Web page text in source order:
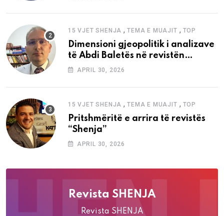
15 VJET SHENJA ,TEMA E MUAJIT , TOP
Dimensioni gjeopolitik i analizave
të Abdi Baletës në revistën
“Shenja”
APRIL 30, 2026
15 VJET SHENJA ,TEMA E MUAJIT , TOP
Pritshmëritë e arrira të revistës
“Shenja”
APRIL 30, 2026
Revista SHENJA
Revista SHENJA